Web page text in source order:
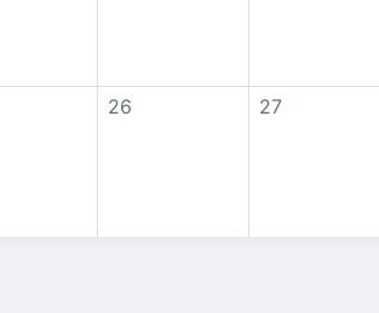
26 27